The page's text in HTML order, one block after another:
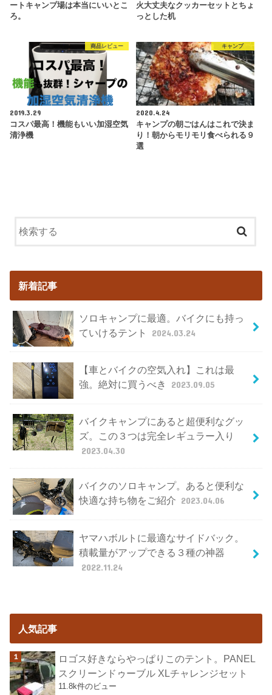
ートキャンプ場は本当にいいとこ
ろ。
火大丈夫なクッカーセットとちょ
っとした机
商品レビュー
2019.3.29
コスパ最高！機能もいい加湿空気
清浄機
キャンプ
2020.4.24
キャンプの朝ごはんはこれで決ま
り！朝からモリモリ食べられる９
選
新着記事
ソロキャンプに最適。バイクにも持っ
ていけるテント
2024.03.24
【車とバイクの空気入れ】これは最
強。絶対に買うべき
2023.09.05
バイクキャンプにあると超便利なグッ
ズ。この３つは完全レギュラー入り
2023.04.30
バイクのソロキャンプ。あると便利な
快適な持ち物をご紹介 2023.04.06
ヤマハボルトに最適なサイドバック。
積載量がアップできる３種の神器
2022.11.24
人気記事
ロゴス好きならやっぱりこのテント。PANEL
スクリーンドゥーブル XLチャレンジセット
11.8k件のビュー